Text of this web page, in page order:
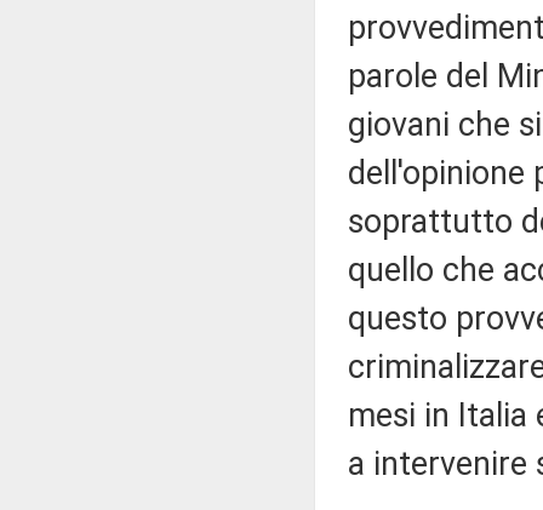
parole del
giovani che
dell'opinione
soprattutto
quello che
questo
mesi in Italia
a intervenire